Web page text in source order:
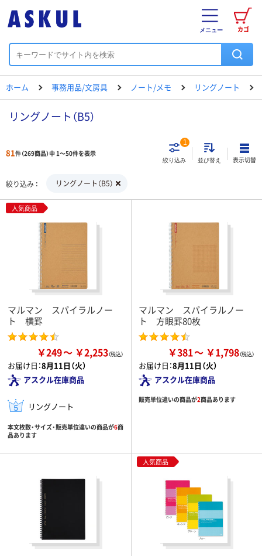
カゴ
メニュー
ホーム 事務用品/文房具 ノート/メモ リングノート
リングノート（B5）
81件（269商品）中 1～50件を表示
絞り込み
1
並び替え 表示切替
絞り込み リングノート（B5）
人気商品
マルマン スパイラルノー
ト 横罫
￥249 ￥2,253
お届け日：8月11日（火）
アスクル在庫商品
リングノート
本文枚数・サイズ・販売単位違いの商品が6商
品あります
マルマン スパイラルノー
ト 方眼罫80枚
￥381 ￥1,798
お届け日：8月11日（火）
アスクル在庫商品
販売単位違いの商品が2商品あります
人気商品